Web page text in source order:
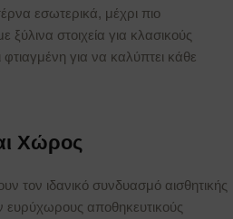
εσωτερικά, μέχρι πιο
στοιχεία για κλασικούς
για να καλύπτει κάθε
Χώρος
τον ιδανικό συνδυασμό αισθητικής
ευρύχωρους αποθηκευτικούς